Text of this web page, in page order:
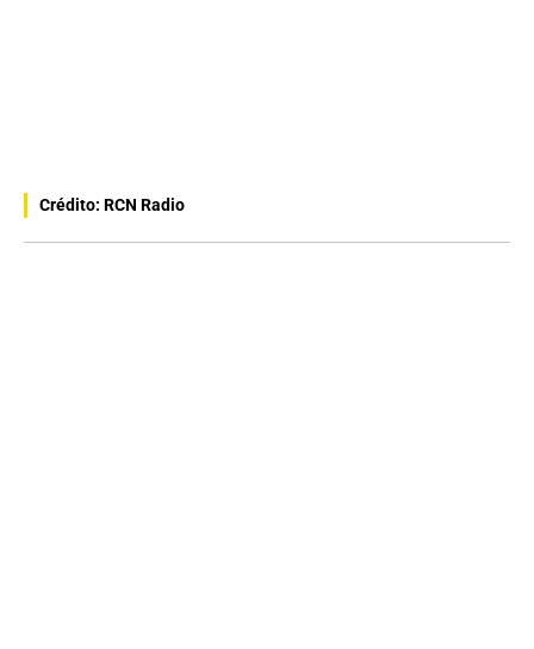
Crédito: RCN Radio